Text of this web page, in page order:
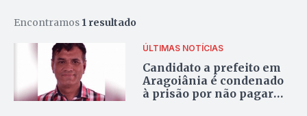
Encontramos 1 resultado
ÚLTIMAS NOTÍCIAS
Candidato a prefeito em
Aragoiânia é condenado
à prisão por não pagar